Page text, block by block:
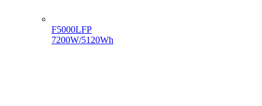
F5000LFP
7200W/5120Wh